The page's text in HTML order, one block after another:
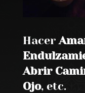
Hacer
Abrir
Ojo, etc.